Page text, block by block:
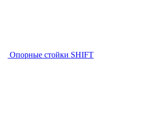
Опорные стойки SHIFT